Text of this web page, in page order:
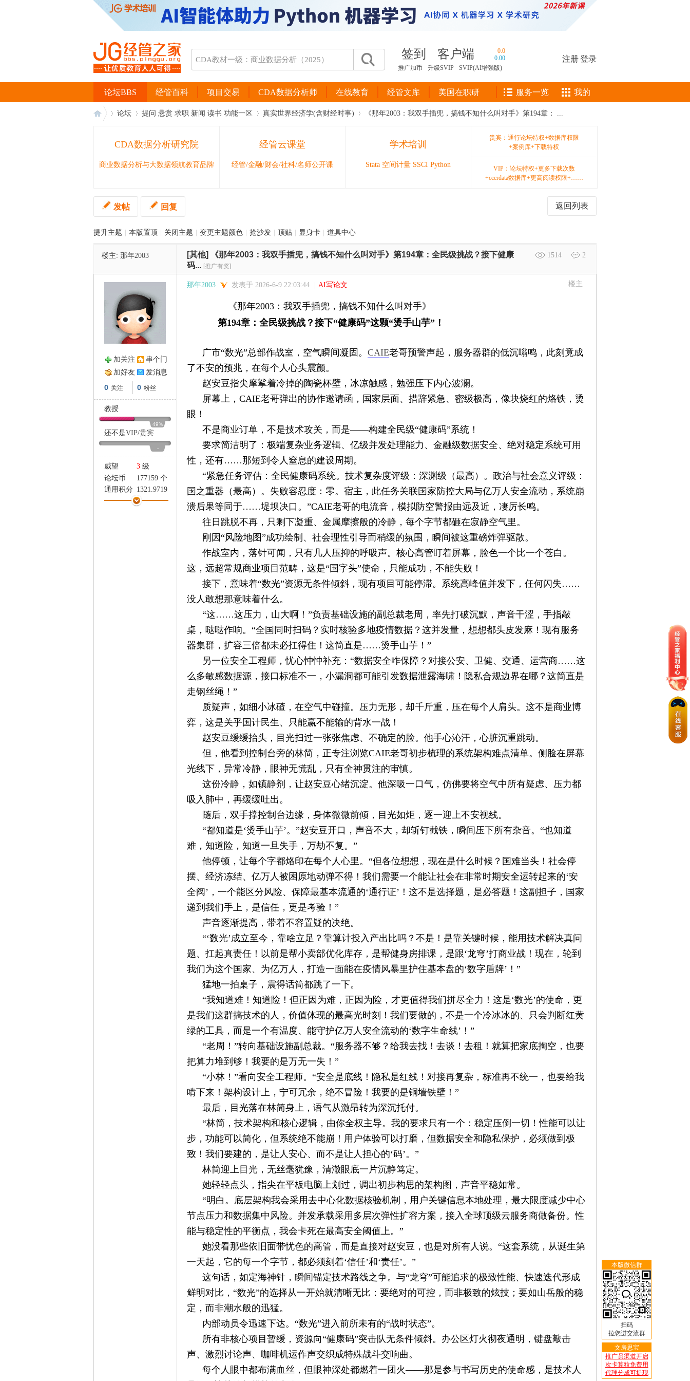
签到 客户端
0.0
0.00
推广加币
升级SVIP SVIP(AI增强版)
注册登录
经管百科 项目交易 CDA数据分析师 在线教育 经管文库 美国在职研
论坛BBS 服务一览 我的
论坛 提问 悬赏 求职 新闻 读书 功能一区 真实世界经济学(含财经时事) 《那年2003：我双手插兜，搞钱不知什么叫对手》第194章： ...
CDA数据分析研究院
商业数据分析与大数据领航教育品牌
经管云课堂
经管/金融/财会/社科/名师公开课
学术培训
Stata 空间计量 SSCI Python
贵宾：通行论坛特权+数据库权限
+案例库+下载特权
VIP：论坛特权+更多下载次数
+ccerdata数据库+更高阅读权限+……
返回列表
发帖 回复
提升主题 本版置顶 关闭主题 变更主题颜色 抢沙发 顶贴 显身卡 道具中心
楼主: 那年2003 1514 2
[其他]
《那年2003：我双手插兜，搞钱不知什么叫对手》第194章：全民级挑战？接下健康
码... [推广有奖]
加关注
串个门
加好友
发消息
0 关注 0 粉丝
教授
49%
还不是VIP/贵宾
-
威望 3 级
论坛币
177159 个
通用积分 1321.9719
学术水平
25 点
楼主
那年2003 发表于 2026-6-9 22:03:44 AI写论文
《那年2003：我双手插兜，搞钱不知什么叫对手》
第194章：全民级挑战？接下“健康码”这颗“烫手山芋”！
广市“数光”总部作战室，空气瞬间凝固。 CAIE老哥预警声起，服务器群的低沉嗡鸣，此刻竟成
了不安的预兆，在每个人心头震颤。
赵安豆指尖摩挲着冷掉的陶瓷杯壁，冰凉触感，勉强压下内心波澜。
屏幕上，CAIE老哥弹出的协作邀请函，国家层面、措辞紧急、密级极高，像块烧红的烙铁，烫
眼！
不是商业订单，不是技术攻关，而是——构建全民级“健康码”系统！
要求简洁明了：极端复杂业务逻辑、亿级并发处理能力、金融级数据安全、绝对稳定系统可用
性，还有……那短到令人窒息的建设周期。
“紧急任务评估：全民健康码系统。技术复杂度评级：深渊级（最高）。政治与社会意义评级：
国之重器（最高）。失败容忍度：零。宿主，此任务关联国家防控大局与亿万人安全流动，系统崩
溃后果等同于……堤坝决口。”CAIE老哥的电流音，模拟防空警报由远及近，凄厉长鸣。
往日跳脱不再，只剩下凝重、金属摩擦般的冷静，每个字节都砸在寂静空气里。
刚因“风险地图”成功绘制、社会理性引导而稍缓的氛围，瞬间被这重磅炸弹驱散。
作战室内，落针可闻，只有几人压抑的呼吸声。 核心高管盯着屏幕，脸色一个比一个苍白。
这，远超常规商业项目范畴，这是“国字头”使命，只能成功，不能失败！
接下，意味着“数光”资源无条件倾斜，现有项目可能停滞。 系统高峰值并发下，任何闪失……
没人敢想那意味着什么。
“这……这压力，山大啊！”负责基础设施的副总裁老周，率先打破沉默，声音干涩，手指敲
桌，哒哒作响。 “全国同时扫码？实时核验多地疫情数据？这并发量，想想都头皮发麻！现有服务
器集群，扩容三倍都未必扛得住！这简直是……烫手山芋！”
另一位安全工程师，忧心忡忡补充：“数据安全咋保障？对接公安、卫健、交通、运营商……这
么多敏感数据源，接口标准不一，小漏洞都可能引发数据泄露海啸！隐私合规边界在哪？这简直是
走钢丝绳！”
质疑声，如细小冰碴，在空气中碰撞。 压力无形，却千斤重，压在每个人肩头。 这不是商业博
弈，这是关乎国计民生、只能赢不能输的背水一战！
赵安豆缓缓抬头，目光扫过一张张焦虑、不确定的脸。 他手心沁汗，心脏沉重跳动。
但，他看到控制台旁的林简，正专注浏览CAIE老哥初步梳理的系统架构难点清单。 侧脸在屏幕
光线下，异常冷静，眼神无慌乱，只有全神贯注的审慎。
这份冷静，如镇静剂，让赵安豆心绪沉淀。 他深吸一口气，仿佛要将空气中所有疑虑、压力都
吸入肺中，再缓缓吐出。
随后，双手撑控制台边缘，身体微微前倾，目光如炬，逐一迎上不安视线。
“都知道是‘烫手山芋’。”赵安豆开口，声音不大，却斩钉截铁，瞬间压下所有杂音。 “也知道
难，知道险，知道一旦失手，万劫不复。”
他停顿，让每个字都烙印在每个人心里。 “但各位想想，现在是什么时候？国难当头！社会停
摆、经济冻结、亿万人被困原地动弹不得！我们需要一个能让社会在非常时期安全运转起来的‘安
全阀’，一个能区分风险、保障最基本流通的‘通行证’！这不是选择题，是必答题！这副担子，国家
递到我们手上，是信任，更是考验！”
声音逐渐提高，带着不容置疑的决绝。
“‘数光’成立至今，靠啥立足？靠算计投入产出比吗？不是！是靠关键时候，能用技术解决真问
题、扛起真责任！以前是帮小卖部优化库存，是帮健身房排课，是跟‘龙穹’打商业战！现在，轮到
我们为这个国家、为亿万人，打造一面能在疫情风暴里护住基本盘的‘数字盾牌’！”
猛地一拍桌子，震得话筒都跳了一下。
“我知道难！知道险！但正因为难，正因为险，才更值得我们拼尽全力！这是‘数光’的使命，更
是我们这群搞技术的人，价值体现的最高光时刻！我们要做的，不是一个冷冰冰的、只会判断红黄
绿的工具，而是一个有温度、能守护亿万人安全流动的‘数字生命线’！”
“老周！”转向基础设施副总裁。 “服务器不够？给我去找！去谈！去租！就算把家底掏空，也要
把算力堆到够！我要的是万无一失！”
“小林！”看向安全工程师。 “安全是底线！隐私是红线！对接再复杂，标准再不统一，也要给我
啃下来！架构设计上，宁可冗余，绝不冒险！我要的是铜墙铁壁！”
最后，目光落在林简身上，语气从激昂转为深沉托付。
“林简，技术架构和核心逻辑，由你全权主导。我的要求只有一个：稳定压倒一切！性能可以让
步，功能可以简化，但系统绝不能崩！用户体验可以打磨，但数据安全和隐私保护，必须做到极
致！我们要建的，是让人安心、而不是让人担心的‘码’。”
林简迎上目光，无丝毫犹豫，清澈眼底一片沉静笃定。
她轻轻点头，指尖在平板电脑上划过，调出初步构思的架构图，声音平稳如常。
“明白。底层架构我会采用去中心化数据核验机制，用户关键信息本地处理，最大限度减少中心
节点压力和数据集中风险。并发承载采用多层次弹性扩容方案，接入全球顶级云服务商做备份。性
能与稳定性的平衡点，我会卡死在最高安全阈值上。”
她没看那些依旧面带忧色的高管，而是直接对赵安豆，也是对所有人说。 “这套系统，从诞生第
一天起，它的每一个字节，都必须刻着‘信任’和‘责任’。”
这句话，如定海神针，瞬间锚定技术路线之争。 与“龙穹”可能追求的极致性能、快速迭代形成
鲜明对比，“数光”的选择从一开始就清晰无比：要绝对的可控，而非极致的炫技；要如山岳般的稳
定，而非潮水般的迅猛。
内部动员令迅速下达。 “数光”进入前所未有的“战时状态”。
所有非核心项目暂缓，资源向“健康码”突击队无条件倾斜。 办公区灯火彻夜通明，键盘敲击
声、激烈讨论声、咖啡机运作声交织成特殊战斗交响曲。
每个人眼中都布满血丝，但眼神深处都燃着一团火——那是参与书写历史的使命感，是技术人
本版微信群
扫码
拉您进交流群
文房思宝
推广员渠道开启
次卡算粒免费用
代理分成可提现